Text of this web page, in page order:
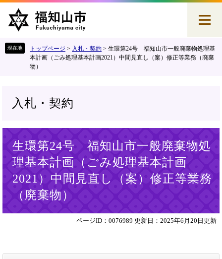
トップページ > 入札・契約 > 生環第24号 福知山市一般廃棄物処理基
本計画（ごみ処理基本計画2021）中間見直し（案）修正等業務（廃棄
物）
入札・契約
生環第24号 福知山市一般廃棄物処
理基本計画（ごみ処理基本計画
2021）中間見直し（案）修正等業務
（廃棄物）
ページID：0076989 更新日：2025年6月20日更新